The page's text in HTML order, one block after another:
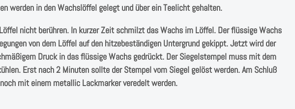
werden in den Wachslöffel gelegt und über ein Teelicht gehalten.
nicht berühren. In kurzer Zeit schmilzt das Wachs im Löffel. Der flüssige Wachs
von dem Löffel auf den hitzebeständigen Untergrund gekippt. Jetzt wird der
Druck in das flüssige Wachs gedrückt. Der Siegelstempel muss mit dem
Erst nach 2 Minuten sollte der Stempel vom Siegel gelöst werden. Am Schluß
mit einem metallic Lackmarker veredelt werden.